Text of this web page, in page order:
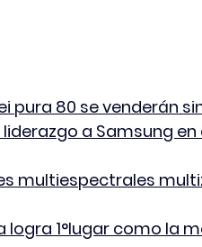
pura 80 se venderán
a Samsung
multiespectrales
logra 1°lugar como la